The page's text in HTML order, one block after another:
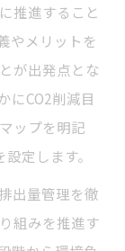
推進すること
やメリットを
が出発点とな
にCO2削減目
ップを明記
定します。
出量管理を徹
組みを推進す